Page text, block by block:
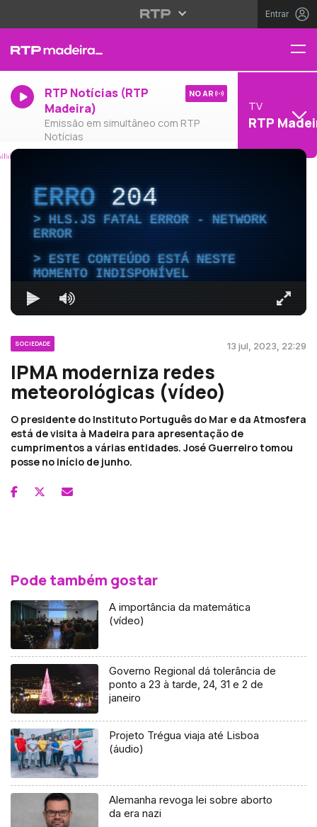
Entrar
RTP Notícias (RTP
Madeira)
Emissão em simultâneo com RTP
Notícias
NO AR
TV
RTP
ERRO204
HLS.JS FATAL ERROR - NETWORK
ERROR
ESTE CONTEÚDO ESTÁ NESTE
MOMENTO INDISPONÍVEL
SOCIEDADE 13 jul, 2023, 22:29
IPMA moderniza redes
meteorológicas (vídeo)
O presidente do Instituto Português do Mar e da Atmosfera
está de visita à Madeira para apresentação de
cumprimentos a várias entidades. José Guerreiro tomou
posse no início de junho.
Pode também gostar
A importância da matemática
(vídeo)
Governo Regional dá tolerância de
ponto a 23 à tarde, 24, 31 e 2 de
janeiro
Projeto Trégua viaja até Lisboa
(áudio)
Alemanha revoga lei sobre aborto
da era nazi